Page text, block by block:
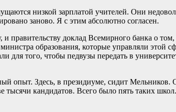
низкой зарплатой учителей. Они
заново. Я с этим абсолютно согласен.
доклад Всемирного банка о
образования, которые управляли этой
того, чтобы педвузы передать в
опыт. Здесь, в президиуме, сидит
кандидатов. Всего было пять таких